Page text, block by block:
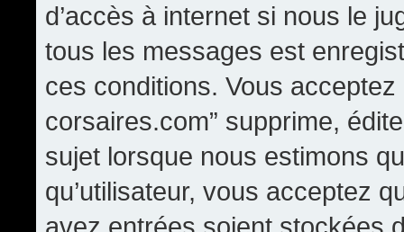
d’accès à internet si nous le
tous les messages est
ces conditions. Vous
corsaires.com” supprime,
sujet lorsque nous estimons
qu’utilisateur, vous acceptez